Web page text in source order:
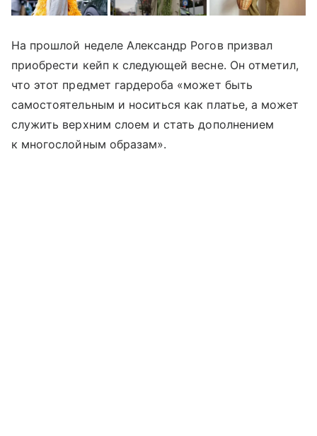
На прошлой неделе Александр Рогов призвал
приобрести кейп к следующей весне. Он отметил,
что этот предмет гардероба «может быть
самостоятельным и носиться как платье, а может
служить верхним слоем и стать дополнением
к многослойным образам».